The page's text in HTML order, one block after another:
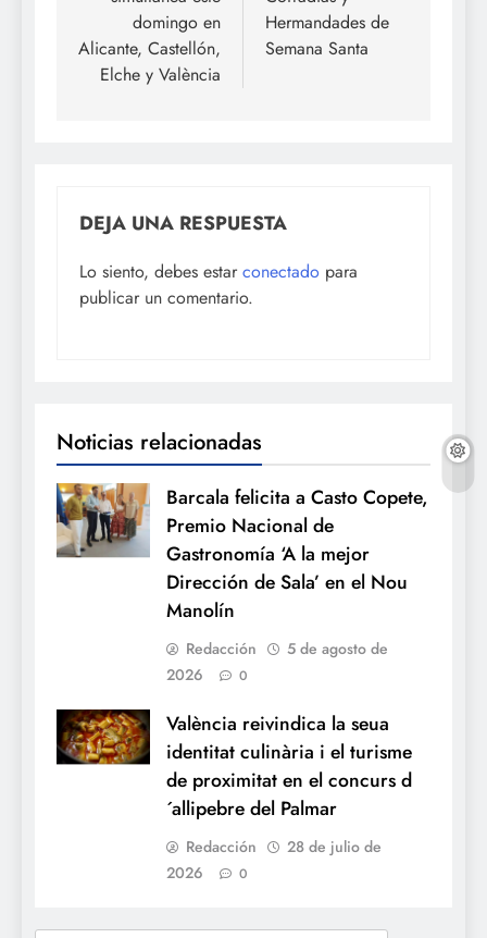
domingo en
Alicante, Castellón,
Elche y València
Hermandades de
Semana Santa
DEJA UNA RESPUESTA
Lo siento, debes estar conectado para
publicar un comentario.
Noticias relacionadas
Barcala felicita a Casto Copete,
Premio Nacional de
Gastronomía ‘A la mejor
Dirección de Sala’ en el Nou
Manolín
Redacción
5 de agosto de
2026
0
València reivindica la seua
identitat culinària i el turisme
de proximitat en el concurs d
´allipebre del Palmar
Redacción
28 de julio de
2026
0